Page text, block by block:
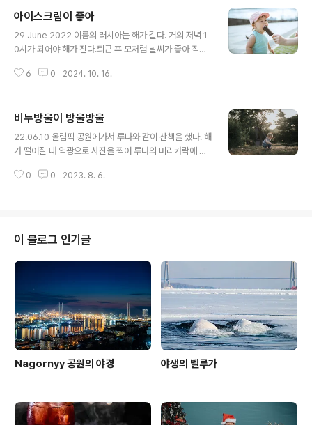
단점이다(공원에 대한 설명은 각설하고) 사실 루나가 좀 더
크면 새하얀 솜사탕을 활용하여 찍고 싶은 사진이 있어 한
번 시도 해보려고 하다가...아직 루나의 협조를 받기는 이르
탕이 신기한지 먹어보고 싶다고 가판 앞에서 한동안 솜사
아이스크림이 좋아
29 June 2022 여름의 러시아는 해가 길다. 거의 저녁 1
0시가 되어야 해가 진다.퇴근 후 모처럼 날씨가 좋아 직장
라디보스톡의 여름은 그렇게 덥지 않았다. 계속 흐린날씨
스크림인 Пломбир(플롬비르. 쁠람비르 - 바닐라 아이스
크림)에 초콜릿을 코팅한 것이다. 가끔씩 사먹은 아이스크
림을 딸과 같이 나눠 먹다보니 아이스크림이 먹고 싶은지
데아이스크림을 묻히고 먹는 모습이 너무 사랑스러워 촬영
6 0 2024. 10. 16.
비누방울이 방울방울
22.06.10 올림픽 공원에가서 루나와 같이 산책을 했다. 해
가 떨어질 때 역광으로 사진을 찍어 루나의 머리카락에 잔
울)을 만들어 사진에 감성을 더 해 보았다.
0 0 2023. 8. 6.
이 블로그 인기글
Nagornyy 공원의 야경 야생의 벨루가